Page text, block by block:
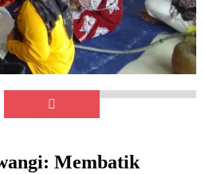
Membatik